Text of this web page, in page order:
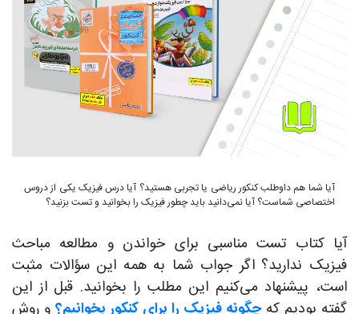
آیا شما هم داوطلب کنکور ریاضی یا تجربی هستید؟ آیا درس فیزیک یکی از دروس
اختصاصی شماست؟ آیا نمی‌دانید باید چطور فیزیک را بخوانید و تست بزنید؟
آیا کتاب تست مناسبی برای خواندن و مطالعه مباحث
فیزیک ندارید؟ اگر جواب شما به همه این سؤالات مثبت
است، پیشنهاد می‌کنیم این مطلب را بخوانید. قبل از این
گفته بودیم کهچگونه فیزیک را برای کنکور بخوانیم؟ و روش